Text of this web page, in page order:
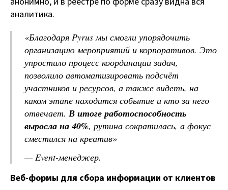
аналитика.
«Благодаря Pyrus мы смогли упорядочить
организацию мероприятий и корпоративов. Это
упростило процесс координации задач,
позволило автоматизировать подсчёт
участников и ресурсов, а также видеть, на
каком этапе находится событие и кто за него
отвечает. В итоге работоспособность
выросла на 40%, рутина сократилась, а фокус
сместился на креатив»
— Event-менеджер.
Веб-формы для сбора информации от клиентов